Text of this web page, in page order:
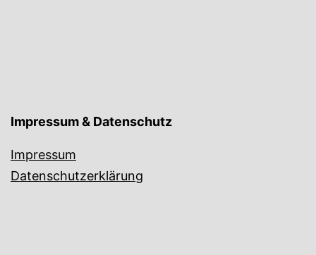
Impressum & Datenschutz
Impressum
Datenschutzerklärung